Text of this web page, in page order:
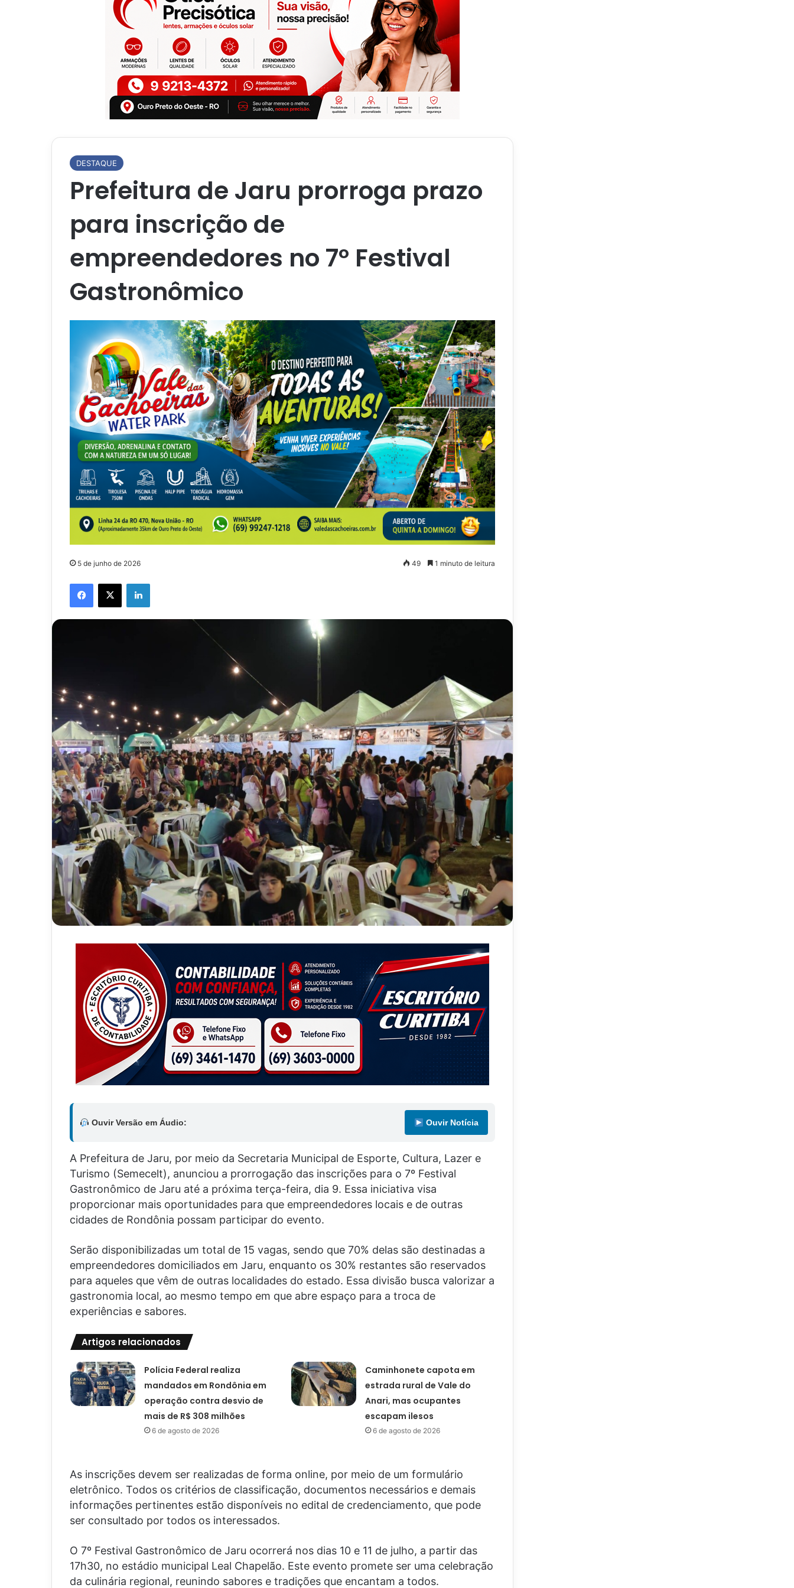
DESTAQUE
Prefeitura de Jaru prorroga prazo
para inscrição de
empreendedores no 7º Festival
Gastronômico
5 de junho de 2026 49 1 minuto de leitura
Facebook
X Linkedin
Ouvir Versão em Áudio: Ouvir Notícia
A Prefeitura de Jaru, por meio da Secretaria Municipal de Esporte, Cultura, Lazer e
Turismo (Semecelt), anunciou a prorrogação das inscrições para o 7º Festival
Gastronômico de Jaru até a próxima terça-feira, dia 9. Essa iniciativa visa
proporcionar mais oportunidades para que empreendedores locais e de outras
cidades de Rondônia possam participar do evento.
Serão disponibilizadas um total de 15 vagas, sendo que 70% delas são destinadas a
empreendedores domiciliados em Jaru, enquanto os 30% restantes são reservados
para aqueles que vêm de outras localidades do estado. Essa divisão busca valorizar a
gastronomia local, ao mesmo tempo em que abre espaço para a troca de
experiências e sabores.
Artigos relacionados
Polícia Federal realiza
mandados em Rondônia em
operação contra desvio de
mais de R$ 308 milhões
6 de agosto de 2026
Caminhonete capota em
estrada rural de Vale do
Anari, mas ocupantes
escapam ilesos
6 de agosto de 2026
As inscrições devem ser realizadas de forma online, por meio de um formulário
eletrônico. Todos os critérios de classificação, documentos necessários e demais
informações pertinentes estão disponíveis no edital de credenciamento, que pode
ser consultado por todos os interessados.
O 7º Festival Gastronômico de Jaru ocorrerá nos dias 10 e 11 de julho, a partir das
17h30, no estádio municipal Leal Chapelão. Este evento promete ser uma celebração
da culinária regional, reunindo sabores e tradições que encantam a todos.